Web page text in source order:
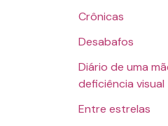
Crônicas
Desabafos
Diário de uma
deficiência visual
Entre estrelas